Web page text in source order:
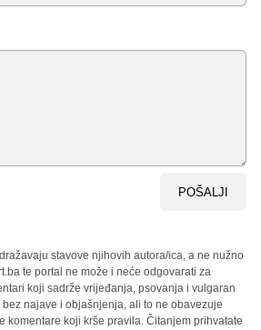
POŠALJI
stavove njihovih autora/ica, a ne nužno
te portal ne može i neće odgovarati za
koji sadrže vrijeđanja, psovanja i vulgaran
najave i objašnjenja, ali to ne obavezuje
komentare koji krše pravila. Čitanjem prihvatate